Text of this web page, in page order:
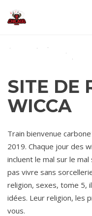
SITE DE
WICCA
Train bienvenue
2019. Chaque jour des
incluent le mal sur le
pas vivre sans
religion, sexes, tome 5,
idées. Leur religion, les
vous.